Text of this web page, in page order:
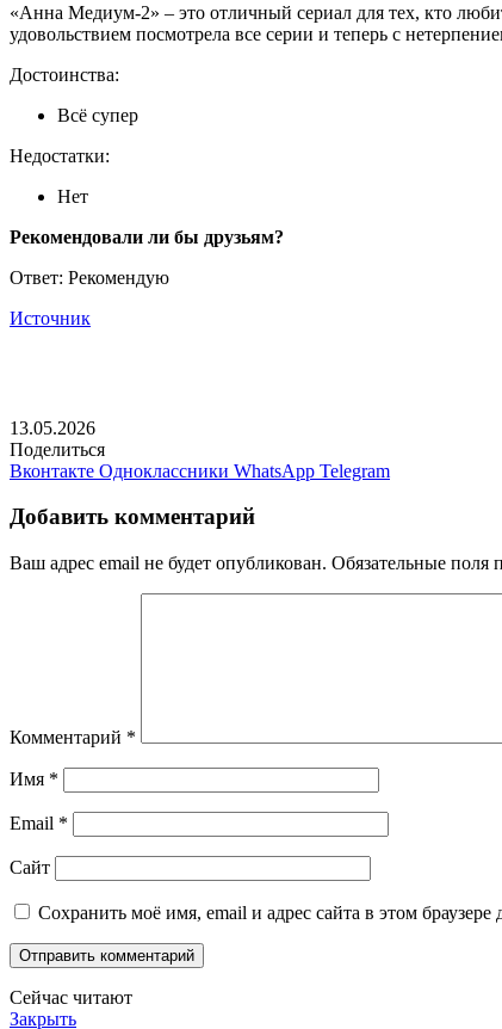
«Анна Медиум-2» – это отличный сериал для тех, кто
удовольствием посмотрела все серии и теперь с
Достоинства:
Всё супер
Недостатки:
Нет
Рекомендовали ли бы друзьям?
Ответ: Рекомендую
Источник
13.05.2026
Поделиться
Вконтакте Одноклассники WhatsApp Telegram
Добавить комментарий
Ваш адрес email не будет опубликован. Обязательные поля
Комментарий *
Имя *
Email *
Сайт
Сохранить моё имя, email и адрес сайта в этом
Сейчас читают
Закрыть